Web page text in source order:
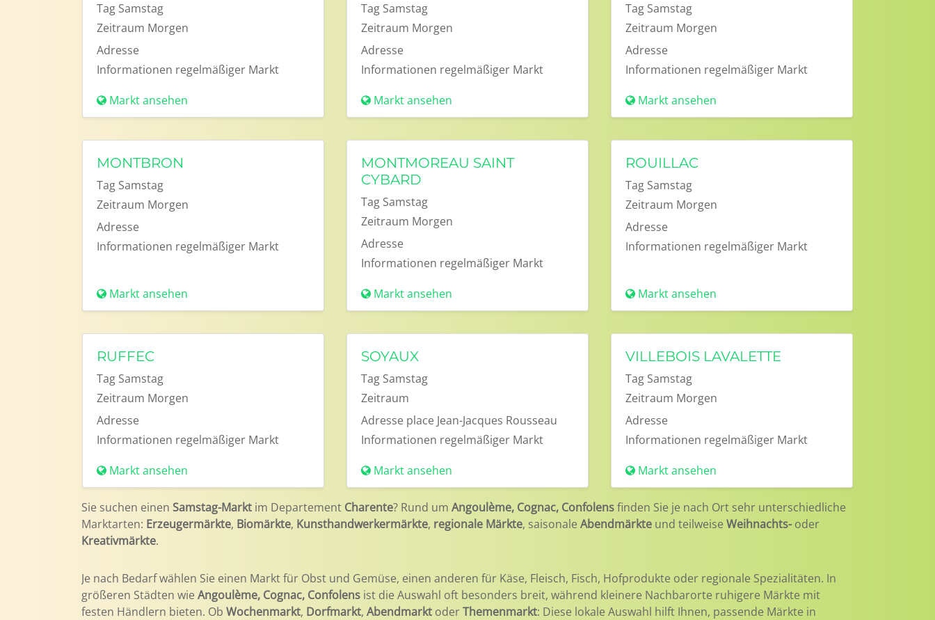
Tag Samstag
Zeitraum Morgen
Adresse
Informationen regelmäßiger Markt
Markt ansehen
Tag Samstag
Zeitraum Morgen
Adresse
Informationen regelmäßiger Markt
Markt ansehen
Tag Samstag
Zeitraum Morgen
Adresse
Informationen regelmäßiger Markt
Markt ansehen
MONTBRON
Tag Samstag
Zeitraum Morgen
Adresse
Informationen regelmäßiger Markt
Markt ansehen
MONTMOREAU SAINT
CYBARD
Tag Samstag
Zeitraum Morgen
Adresse
Informationen regelmäßiger Markt
Markt ansehen
ROUILLAC
Tag Samstag
Zeitraum Morgen
Adresse
Informationen regelmäßiger Markt
Markt ansehen
RUFFEC
Tag Samstag
Zeitraum Morgen
Adresse
Informationen regelmäßiger Markt
Markt ansehen
SOYAUX
Tag Samstag
Zeitraum
Adresse place Jean-Jacques Rousseau
Informationen regelmäßiger Markt
Markt ansehen
VILLEBOIS LAVALETTE
Tag Samstag
Zeitraum Morgen
Adresse
Informationen regelmäßiger Markt
Markt ansehen
Sie suchen einen Samstag-Markt im Departement Charente? Rund um Angoulème, Cognac, Confolensfinden Sie je nach Ort sehr unterschiedliche
Marktarten: Erzeugermärkte, Biomärkte, Kunsthandwerkermärkte, regionale Märkte, saisonale Abendmärkte und teilweise Weihnachts- oder
Kreativmärkte.
Je nach Bedarf wählen Sie einen Markt für Obst und Gemüse, einen anderen für Käse, Fleisch, Fisch, Hofprodukte oder regionale Spezialitäten. In
größeren Städten wie Angoulème, Cognac, Confolens ist die Auswahl oft besonders breit, während kleinere Nachbarorte ruhigere Märkte mit
festen Händlern bieten. Ob Wochenmarkt, Dorfmarkt, Abendmarkt oderThemenmarkt: Diese lokale Auswahl hilft Ihnen, passende Märkte in